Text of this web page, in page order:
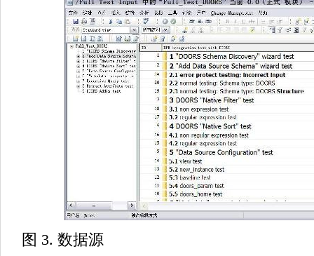
图 3. 数据源